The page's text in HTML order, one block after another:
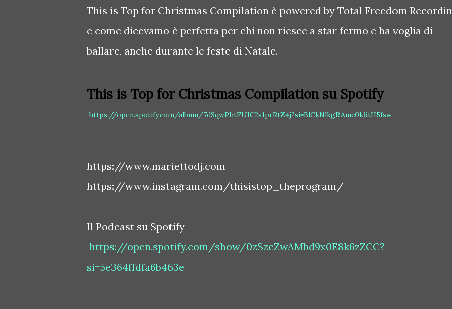
This is Top for Christmas Compilation è powered by Total Freedom
e come dicevamo è perfetta per chi non riesce a star fermo e ha voglia di
ballare, anche durante le feste di Natale.
This is Top for Christmas Compilation su Spotify
https://open.spotify.com/album/7dSqwPhtFUIC2s1prRtZ4j?si=BlCkNlkgRAmc0kfitH5fsw
https://www.mariettodj.com
https://www.instagram.com/thisistop_theprogram/
Il Podcast su Spotify
https://open.spotify.com/show/0zSzcZwAMbd9x0E8k6zZCC?
si=5e364ffdfa6b463e